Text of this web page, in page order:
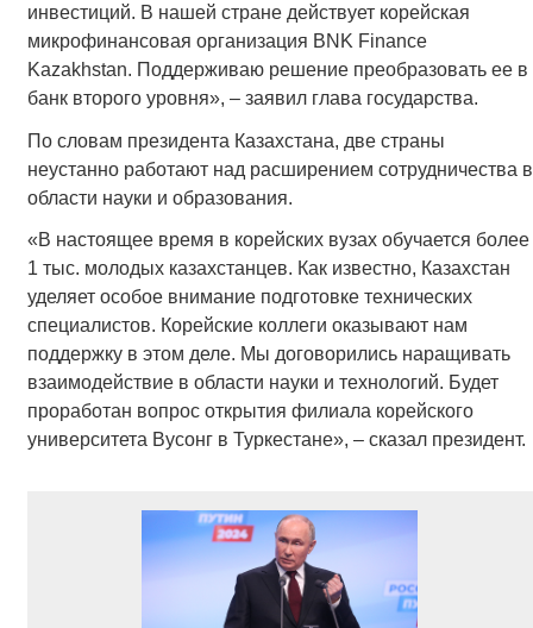
инвестиций. В нашей стране действует корейская
микрофинансовая организация BNK Finance
Kazakhstan. Поддерживаю решение преобразовать ее в
банк второго уровня», – заявил глава государства.
По словам президента Казахстана, две страны
неустанно работают над расширением сотрудничества в
области науки и образования.
«В настоящее время в корейских вузах обучается более
1 тыс. молодых казахстанцев. Как известно, Казахстан
уделяет особое внимание подготовке технических
специалистов. Корейские коллеги оказывают нам
поддержку в этом деле. Мы договорились наращивать
взаимодействие в области науки и технологий. Будет
проработан вопрос открытия филиала корейского
университета Вусонг в Туркестане», – сказал президент.